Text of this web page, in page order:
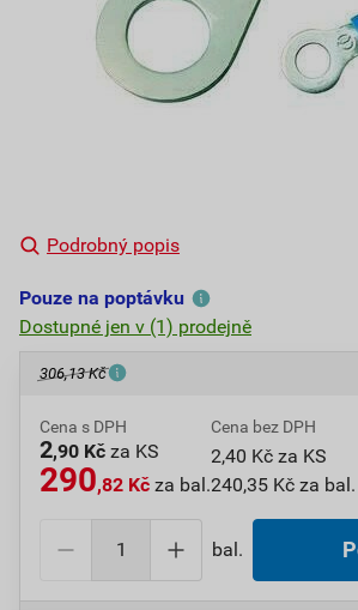
Podrobný popis
Pouze na poptávku
Dostupné jen v (1) prodejně
306,13 Kč
Cena s DPH
2,90 Kč za KS
290,82 Kč za bal.
Cena bez DPH
2,40 Kč za KS
240,35 Kč za bal.
bal.